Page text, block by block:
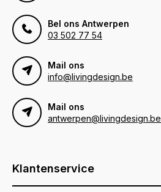
Bel ons Antwerpen
03 502 77 54
Mail ons
info@livingdesign.be
Mail ons
antwerpen@livingdesign.be
Klantenservice